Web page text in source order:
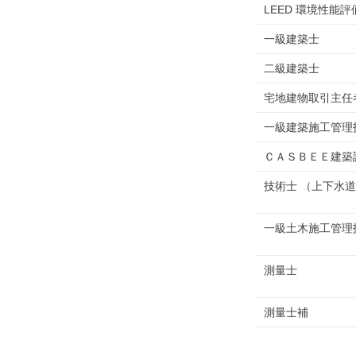
LEED 環境性能評
一級建築士
二級建築士
宅地建物取引主任
一級建築施工管理
ＣＡＳＢＥＥ建
技術士 （上下水
一級土木施工管理
測量士
測量士補